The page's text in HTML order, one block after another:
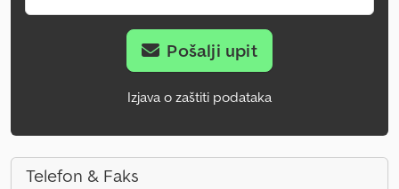
Pošalji upit
Izjava o zaštiti podataka
Telefon & Faks